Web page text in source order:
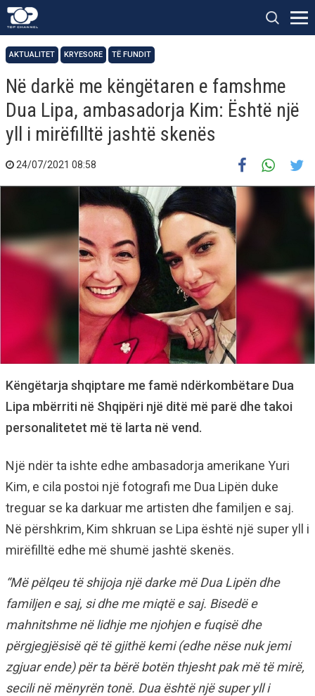
AKTUALITET KRYESORE TË FUNDIT
Në darkë me këngëtaren e famshme
Dua Lipa, ambasadorja Kim: Është një
yll i mirëfilltë jashtë skenës
24/07/2021 08:58
Këngëtarja shqiptare me famë ndërkombëtare Dua
Lipa mbërriti në Shqipëri një ditë më parë dhe takoi
personalitetet më të larta në vend.
Një ndër ta ishte edhe ambasadorja amerikane Yuri
Kim, e cila postoi një fotografi me Dua Lipën duke
treguar se ka darkuar me artisten dhe familjen e saj.
Në përshkrim, Kim shkruan se Lipa është një super yll i
mirëfilltë edhe më shumë jashtë skenës.
“Më pëlqeu të shijoja një darke më Dua Lipën dhe
familjen e saj, si dhe me miqtë e saj. Bisedë e
mahnitshme në lidhje me njohjen e fuqisë dhe
përgjegjësisë që të gjithë kemi (edhe nëse nuk jemi
zgjuar ende) për ta bërë botën thjesht pak më të mirë,
secili në mënyrën tonë. Dua është një super yll i